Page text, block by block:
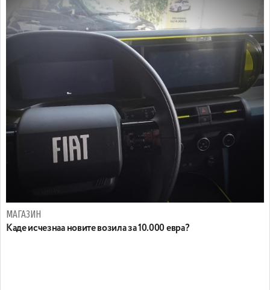
МАГАЗИН
Каде исчезнаа новите возила за 10.000 евра?